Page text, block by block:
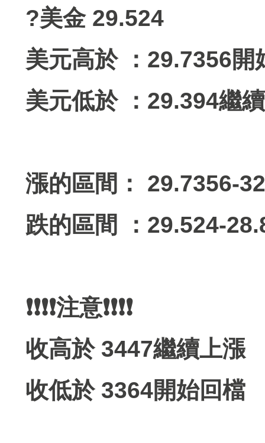
?美金 29.524
美元高於 ：29.7356開
美元低於 ：29.394繼
漲的區間： 29.7356-
跌的區間 ：29.524-
❗️❗️❗️❗️注意❗️❗️❗️❗️
收高於 3447繼續上漲
收低於 3364開始回檔